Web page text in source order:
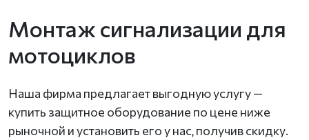
Монтаж сигнализации для
мотоциклов
Наша фирма предлагает выгодную услугу —
купить защитное оборудование по цене ниже
рыночной и установить его у нас, получив скидку.